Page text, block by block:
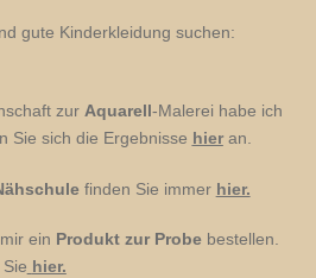
gute Kinderkleidung suchen:
zur Aquarell-Malerei habe ich
Sie sich die Ergebnisse hieran.
finden Sie immer hier.
ein Produkt zur Probebestellen.
hier.